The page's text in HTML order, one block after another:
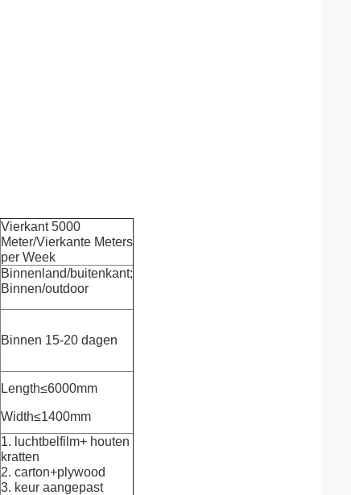
Vierkant 5000
Meter/Vierkante Meters
per Week
Binnenland/buitenkant;
Binnen/outdoor
Binnen 15-20 dagen
Length≤6000mm
Width≤1400mm
1. luchtbelfilm+ houten
kratten
2. carton+plywood
3. keur aangepast